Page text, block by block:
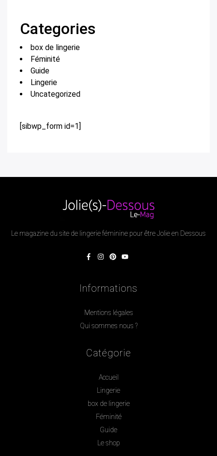
Categories
box de lingerie
Féminité
Guide
Lingerie
Uncategorized
[sibwp_form id=1]
Le magazine du site de lingerie féminine pour être Jolie en Dessous
Informations
Mentions légales
Qui sommes nous ?
Catégorie
Accueil
Lingerie
box de lingerie
Féminité
Guide
Le shop